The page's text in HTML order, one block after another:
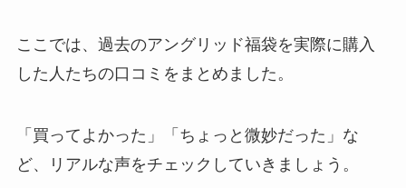
ここでは、過去のアングリッド福袋を実際に購入
した人たちの口コミをまとめました。
「買ってよかった」「ちょっと微妙だった」な
ど、リアルな声をチェックしていきましょう。